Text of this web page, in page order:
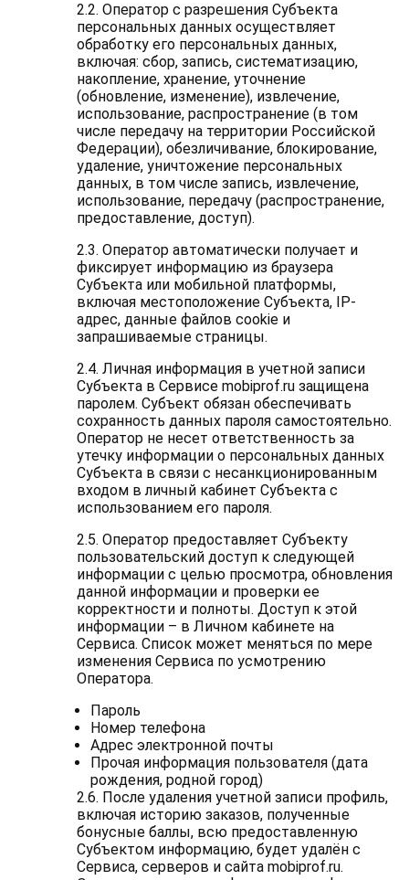
2.2. Оператор с разрешения Субъекта
персональных данных осуществляет
обработку его персональных данных,
включая: сбор, запись, систематизацию,
накопление, хранение, уточнение
(обновление, изменение), извлечение,
использование, распространение (в том
числе передачу на территории Российской
Федерации), обезличивание, блокирование,
удаление, уничтожение персональных
данных, в том числе запись, извлечение,
использование, передачу (распространение,
предоставление, доступ).
2.3. Оператор автоматически получает и
фиксирует информацию из браузера
Субъекта или мобильной платформы,
включая местоположение Субъекта, IP-
адрес, данные файлов cookie и
запрашиваемые страницы.
2.4. Личная информация в учетной записи
Субъекта в Сервисе mobiprof.ru защищена
паролем. Субъект обязан обеспечивать
сохранность данных пароля самостоятельно.
Оператор не несет ответственность за
утечку информации о персональных данных
Субъекта в связи с несанкционированным
входом в личный кабинет Субъекта с
использованием его пароля.
2.5. Оператор предоставляет Субъекту
пользовательский доступ к следующей
информации с целью просмотра, обновления
данной информации и проверки ее
корректности и полноты. Доступ к этой
информации – в Личном кабинете на
Сервиса. Список может меняться по мере
изменения Сервиса по усмотрению
Оператора.
Пароль
Номер телефона
Адрес электронной почты
Прочая информация пользователя (дата
рождения, родной город)
2.6. После удаления учетной записи профиль,
включая историю заказов, полученные
бонусные баллы, всю предоставленную
Субъектом информацию, будет удалён с
Сервиса, серверов и сайта mobiprof.ru.